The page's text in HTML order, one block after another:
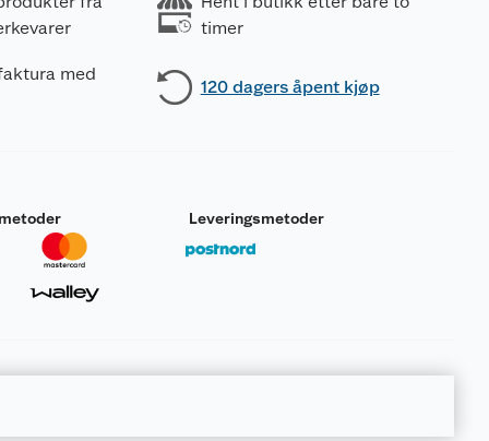
timer
med
120 dagers åpent kjøp
Leveringsmetoder